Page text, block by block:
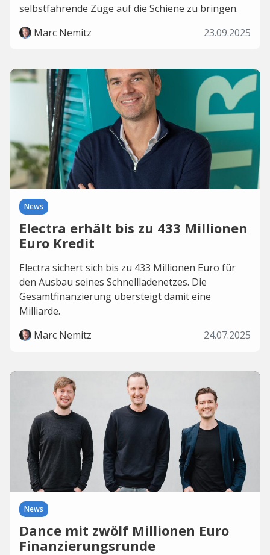
selbstfahrende Züge auf die Schiene zu bringen.
Marc Nemitz
23.09.2025
News
Electra erhält bis zu 433 Millionen
Euro Kredit
Electra sichert sich bis zu 433 Millionen Euro für
den Ausbau seines Schnellladenetzes. Die
Gesamtfinanzierung übersteigt damit eine
Milliarde.
Marc Nemitz
24.07.2025
News
Dance mit zwölf Millionen Euro
Finanzierungsrunde